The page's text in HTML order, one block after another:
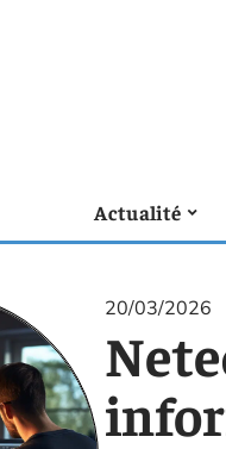
Actualité
20/03/2026